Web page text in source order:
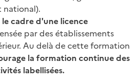
national).
cadre d'une licence
par des établissements
Au delà de cette formation
la formation continue des
labellisées.